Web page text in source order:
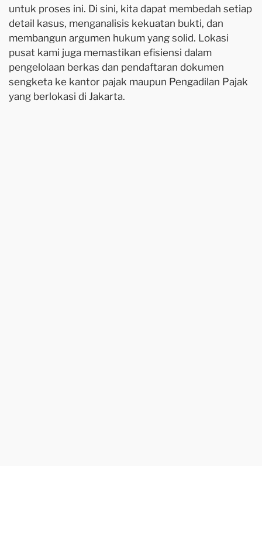
untuk proses ini. Di sini, kita dapat membedah setiap
detail kasus, menganalisis kekuatan bukti, dan
membangun argumen hukum yang solid. Lokasi
pusat kami juga memastikan efisiensi dalam
pengelolaan berkas dan pendaftaran dokumen
sengketa ke kantor pajak maupun Pengadilan Pajak
yang berlokasi di Jakarta.